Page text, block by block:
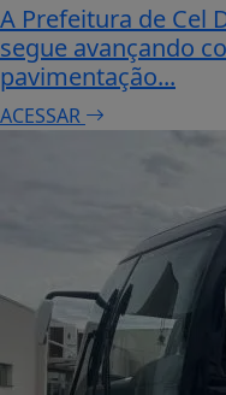
A Prefeitura de Cel
segue avançando
pavimentação...
ACESSAR